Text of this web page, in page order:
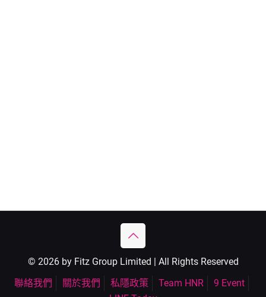
© 2026 by Fitz Group Limited | All Rights Reserved
聯絡我們
關於我們 私隱政策 Team HNR
9 Event